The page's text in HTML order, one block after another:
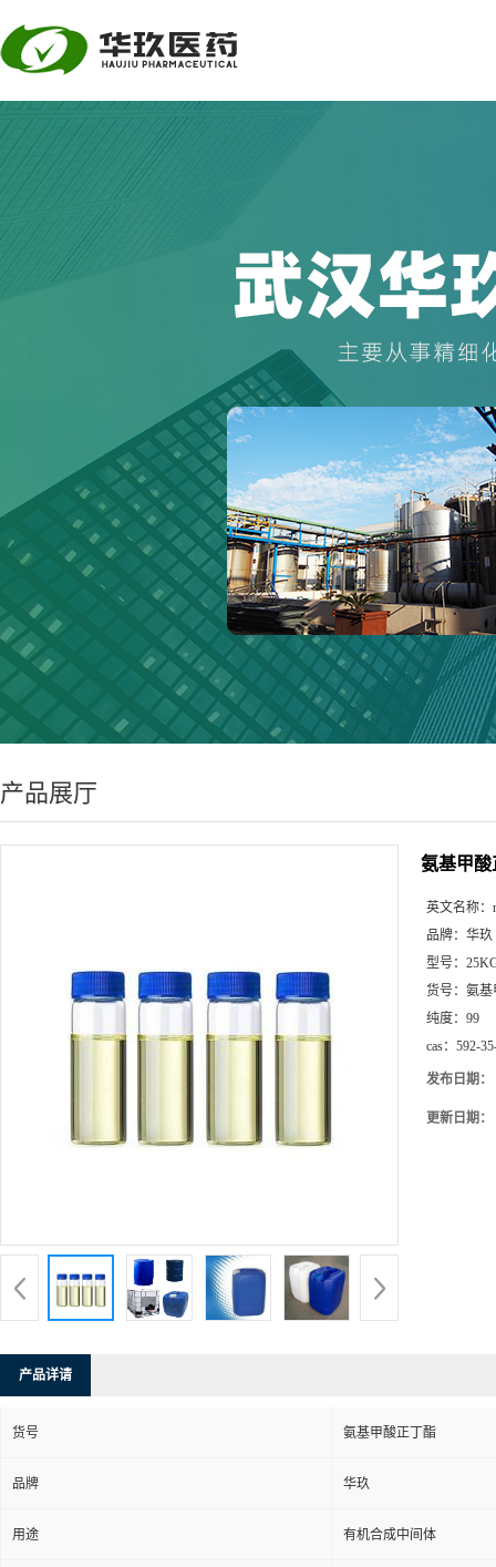
产品展厅
氨基甲酸
英文名称：
品牌： 华玖
型号：
货号： 氨基
纯度： 99
cas： 592-
发布日期：
更新日期：
产品详请
货号 氨基甲酸正丁酯
品牌 华玖
用途 有机合成中间体